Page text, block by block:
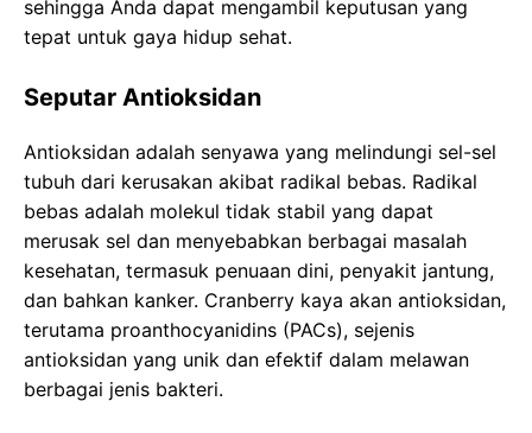
sehingga Anda dapat mengambil keputusan yang
tepat untuk gaya hidup sehat.
Seputar Antioksidan
Antioksidan adalah senyawa yang melindungi sel-sel
tubuh dari kerusakan akibat radikal bebas. Radikal
bebas adalah molekul tidak stabil yang dapat
merusak sel dan menyebabkan berbagai masalah
kesehatan, termasuk penuaan dini, penyakit jantung,
dan bahkan kanker. Cranberry kaya akan antioksidan,
terutama proanthocyanidins (PACs), sejenis
antioksidan yang unik dan efektif dalam melawan
berbagai jenis bakteri.